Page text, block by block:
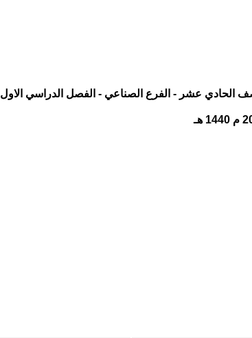
الحادي عشر - الفرع الصناعي - الفصل الدراسي الاول